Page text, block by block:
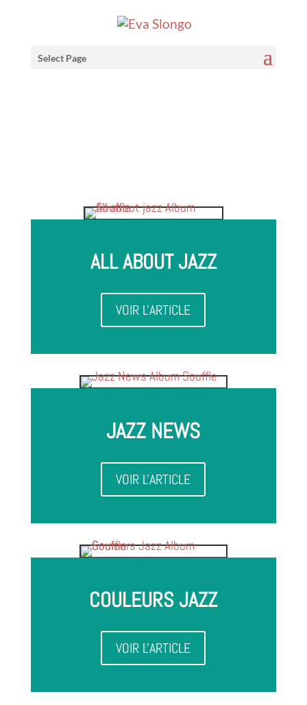
Select Page
Album Souffle
ALL ABOUT JAZZ
VOIR L'ARTICLE
JAZZ NEWS
VOIR L'ARTICLE
COULEURS JAZZ
VOIR L'ARTICLE